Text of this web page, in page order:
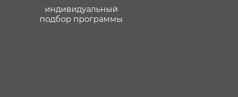
индивидуальный
подбор программы